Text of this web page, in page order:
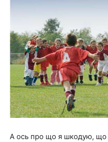
А ось про що я шкодую, що